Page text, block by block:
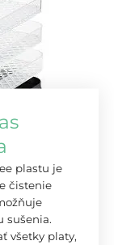
plastu je
čistenie
sušenia.
všetky platy,